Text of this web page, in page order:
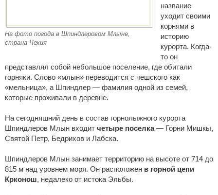
На фото погода в Шпиндлеровом Млыне,
страна Чехия
название
уходит своими
корнями в
историю
курорта. Когда-
то он
представлял собой небольшое поселение, где обитали
горняки. Слово «млын» переводится с чешского как
«мельница», а Шпиндлер — фамилия одной из семей,
которые проживали в деревне.
На сегодняшний день в состав горнолыжного курорта
Шпиндлеров Млын входит четыре поселка— Горни Мишкы,
Святой Петр, Бедрихов и Лабска.
Шпиндлеров Млын занимает территорию на высоте от 714 до
815 м над уровнем моря. Он расположен в горной цепи
Крконош, недалеко от истока Эльбы.